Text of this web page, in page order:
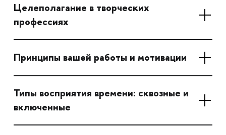
Целеполагание в творческих
профессиях
Принципы вашей работы и мотивации
Типы восприятия времени: сквозные и
включенные